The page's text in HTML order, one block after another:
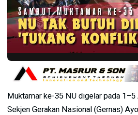
Muktamar ke-35 NU digelar pada 1–5
Sekjen Gerakan Nasional (Gernas)